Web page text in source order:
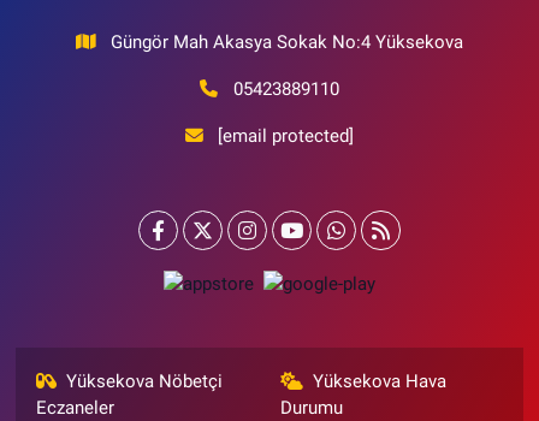
Güngör Mah Akasya Sokak No:4 Yüksekova
05423889110
[email protected]
Yüksekova Nöbetçi
Eczaneler
Yüksekova Hava
Durumu